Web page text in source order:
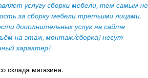
услугу сборки мебели, тем самым не
за сборку мебели третьими лицами.
дополнительных услуг на сайте
на этаж, монтаж/сборка) несут
характер!
склада магазина.